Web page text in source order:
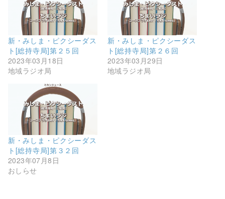
新・みしま・ピクシーダス
ト[総持寺局]第２５回
2023年03月18日
地域ラジオ局
新・みしま・ピクシーダス
ト[総持寺局]第２６回
2023年03月29日
地域ラジオ局
新・みしま・ピクシーダス
ト[総持寺局]第３２回
2023年07月8日
おしらせ